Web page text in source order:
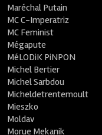
Maréchal Putain
MC C-Imperatriz
MC Feminist
Mégapute
MéLODiK PiNPON
Michel Bertier
Michel Sarbdou
Micheldetrentemoult
Mieszko
Moldav
Morue Mekanik